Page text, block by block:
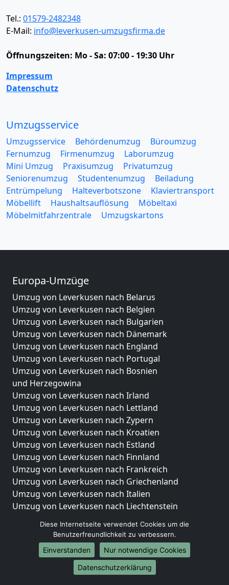
Tel.: 01579-2482348
E-Mail: info@leverkusen-umzugsfirma.de
Öffnungszeiten: Mo - Sa: 07:00 - 19:30 Uhr
Impressum
Datenschutz
Umzugsservice
Umzugsservice Behördenumzug
Büroumzug
Fernumzug
Firmenumzug
Laborumzug
Mini Umzug
Praxisumzug
Privatumzug
Seniorenumzug
Studentenumzug
Beiladung
Entrümpelung
Halteverbotszone
Klaviertransport
Möbellift
Haushaltsauflösung
Möbeltaxi
Möbelmitfahrzentrale
Umzugskartons
Europa-Umzüge
Umzug von Leverkusen nach Belarus
Umzug von Leverkusen nach Belgien
Umzug von Leverkusen nach Bulgarien
Umzug von Leverkusen nach Dänemark
Umzug von Leverkusen nach England
Umzug von Leverkusen nach Portugal
Umzug von Leverkusen nach Bosnien
und Herzegowina
Umzug von Leverkusen nach Irland
Umzug von Leverkusen nach Lettland
Umzug von Leverkusen nach Zypern
Umzug von Leverkusen nach Kroatien
Umzug von Leverkusen nach Estland
Umzug von Leverkusen nach Finnland
Umzug von Leverkusen nach Frankreich
Umzug von Leverkusen nach Griechenland
Umzug von Leverkusen nach Italien
Umzug von Leverkusen nach Liechtenstein
Umzug von Leverkusen nach Niederlande
Umzug von Leverkusen nach Norwegen
Umzüge-Deutschlandweit
Diese Internetseite verwendet Cookies um die
Benutzerfreundlichkeit zu verbessern.
Einverstanden
Nur notwendige Cookies
Datenschutzerklärung